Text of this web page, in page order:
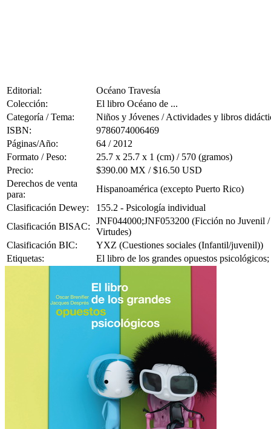
Editorial:
Océano Travesía
Colección:
El libro Océano de ...
Categoría / Tema:
Niños y Jóvenes / Actividades y libros
ISBN:
9786074006469
Páginas/Año:
64 / 2012
Formato / Peso:
25.7 x 25.7 x 1 (cm) / 570 (gramos)
Precio:
$390.00 MX / $16.50 USD
Derechos de venta
para:
Hispanoamérica (excepto Puerto Rico)
Clasificación Dewey:
155.2 - Psicología individual
Clasificación BISAC:
JNF044000;JNF053200 (Ficción no Juvenil
Virtudes)
Clasificación BIC:
YXZ (Cuestiones sociales (Infantil/juvenil))
Etiquetas:
El libro de los grandes opuestos